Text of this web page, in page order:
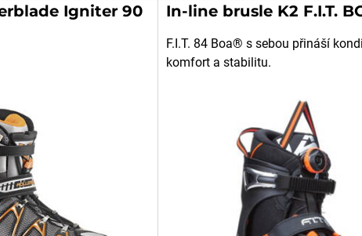
Igniter 90 In-line brusle K2 F.I.T.
F.I.T. 84 Boa® s sebou přináší
komfort a stabilitu.